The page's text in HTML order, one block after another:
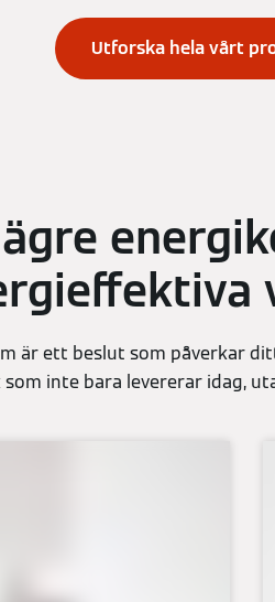
Utforska hela vårt
är ett beslut som påverkar
inte bara levererar idag,